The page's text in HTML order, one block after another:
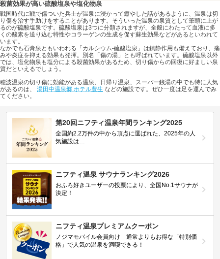
殺菌効果が高い硫酸塩泉や塩化物泉
戦国時代に戦で傷ついた兵士が温泉に浸かって癒やした話があるように、温泉は切
り傷を治す手助けをすることがあります。そういった温泉の泉質として筆頭に上が
るのが硫酸塩泉です。硫酸塩泉は3つに分類されますが、全般にわたって血液に多
くの酸素を送り込む特性やコラーゲンの生成を促す蘇生効果などがあるといわれて
います。
なかでも石膏泉ともいわれる「カルシウム-硫酸塩泉」は鎮静作用も備えており、痛
みや炎症を抑える効果も発揮。別名「傷の湯」とも呼ばれています。硫酸塩泉以外
では、塩化物泉も塩分による殺菌効果があるため、切り傷からの回復に好ましい泉
質だといえるでしょう。
穂波温泉の切り傷に効能がある温泉、日帰り温泉、スーパー銭湯の中でも特に人気
があるのは、 湯田中温泉郷 ホテル豊生 などの施設です。ぜひ一度は足を運んでみ
てください。
第20回ニフティ温泉年間ランキング2025
全国約2.2万件の中から頂点に選ばれた、2025年の人
気施設は…
ニフティ温泉 サウナランキング2026
おふろ好きユーザーの投票により、全国No.1サウナが
決定！
ニフティ温泉プレミアムクーポン
ノジマモバイル会員向け 通常よりもお得な「特別価
格」で人気の温泉を満喫できる！